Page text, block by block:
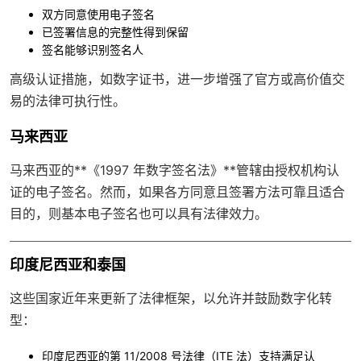
双方同意使用电子签名
已签署信息的完整性得到保留
签名能够识别签名人
高级认证措施，如数字证书，进一步增强了官方或高价值交
易的法律可执行性。
马来西亚
马来西亚的**《1997 年数字签名法》**管辖由授权机构认
证的电子签名。然而，如果各方同意且签署方法可靠且适合
目的，则基本电子签名也可以具有法律效力。
印度尼西亚和泰国
这些国家近年来更新了法律框架，以允许并鼓励数字化转
型：
印度尼西亚的第 11/2008 号法律 （ITE 法）支持满足认